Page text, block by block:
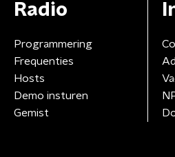
Radio
Programmering
Frequenties
Hosts
Demo insturen
Gemist